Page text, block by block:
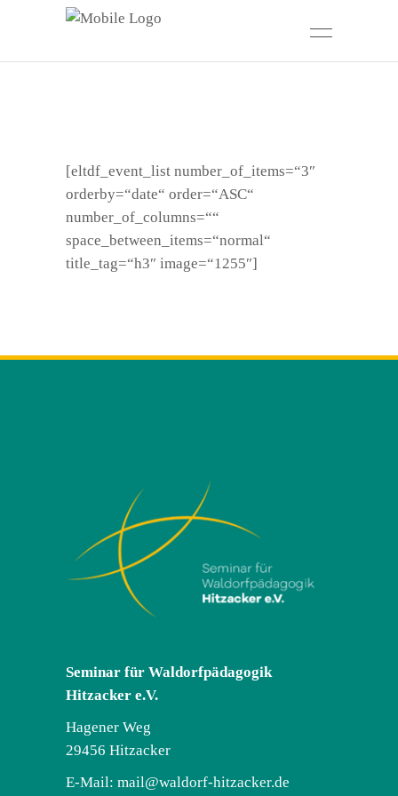
[eltdf_event_list number_of_items=“3″
orderby=“date“ order=“ASC“
number_of_columns=““
space_between_items=“normal“
title_tag=“h3″ image=“1255″]
Seminar für Waldorfpädagogik
Hitzacker e.V.
Hagener Weg
29456 Hitzacker
E-Mail: mail@waldorf-hitzacker.de